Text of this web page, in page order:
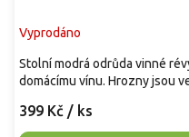
Vyprodáno
399 Kč / ks
Stolní modrá odrůda vinné
domácímu vínu. Hrozny jsou